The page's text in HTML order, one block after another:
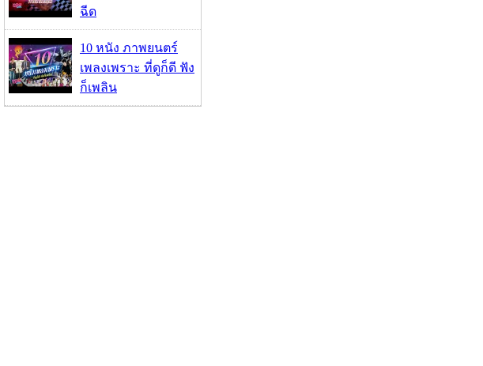
ฉีด
10 หนัง ภาพยนตร์
เพลงเพราะ ที่ดูก็ดี ฟัง
ก็เพลิน